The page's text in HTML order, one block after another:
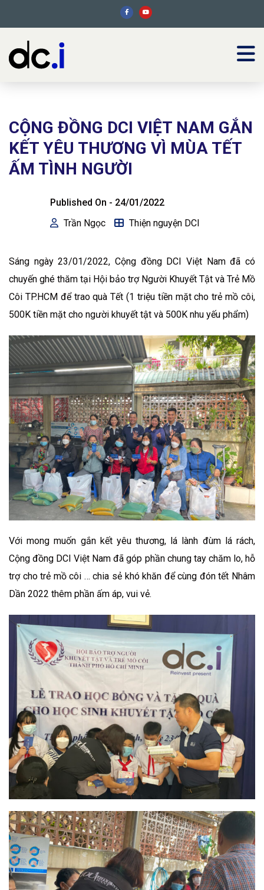
CỘNG ĐỒNG DCI VIỆT NAM GẮN
KẾT YÊU THƯƠNG VÌ MÙA TẾT
ẤM TÌNH NGƯỜI
Published On - 24/01/2022
Trần Ngọc
Thiện nguyện DCI
Sáng ngày 23/01/2022, Cộng đồng DCI Việt Nam đã có
chuyến ghé thăm tại Hội bảo trợ Người Khuyết Tật và Trẻ Mồ
Côi TP.HCM để trao quà Tết (1 triệu tiền mặt cho trẻ mồ côi,
500K tiền mặt cho người khuyết tật và 500K nhu yếu phẩm)
Với mong muốn gắn kết yêu thương, lá lành đùm lá rách,
Cộng đồng DCI Việt Nam đã góp phần chung tay chăm lo, hỗ
trợ cho trẻ mồ côi … chia sẻ khó khăn để cùng đón tết Nhâm
Dần 2022 thêm phần ấm áp, vui vẻ.